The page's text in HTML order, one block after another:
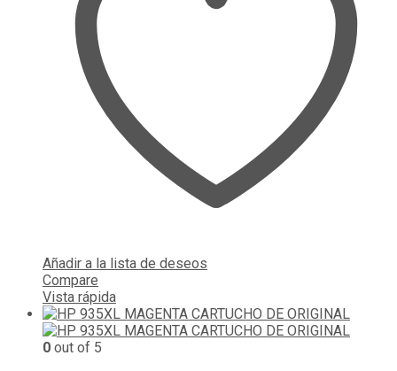
Añadir a la lista de deseos
Compare
Vista rápida
0 out of 5